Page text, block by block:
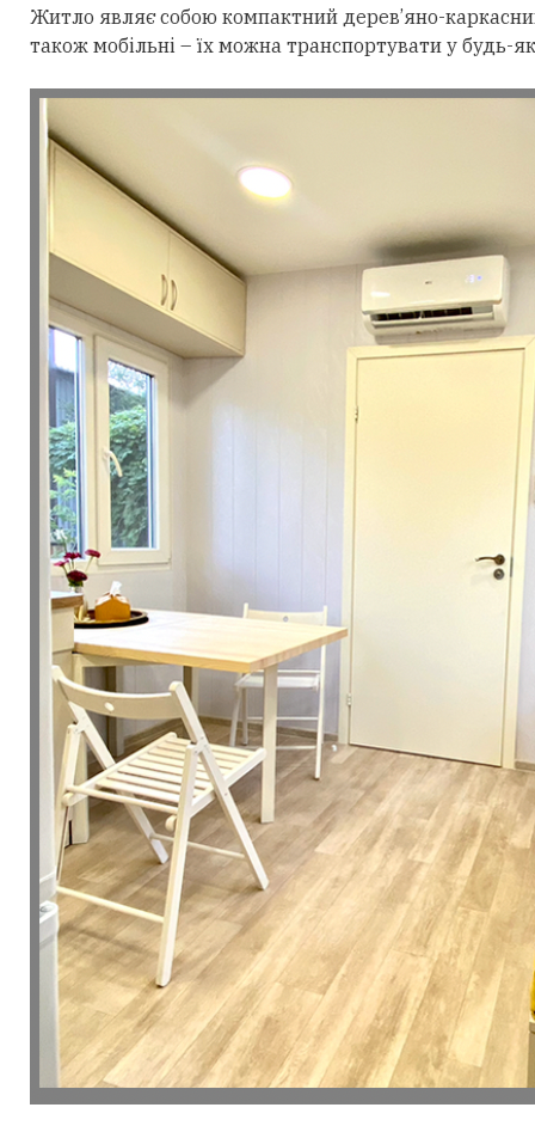
Житло являє собою компактний дерев’яно-
також мобільні – їх можна транспортувати у будь-